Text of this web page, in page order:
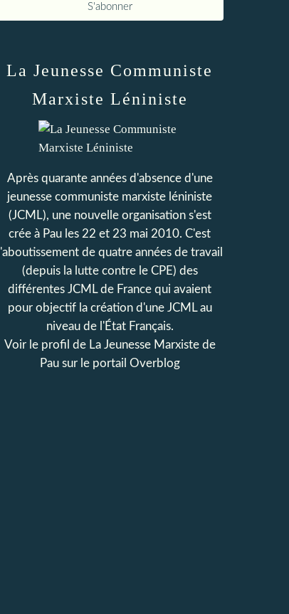
La Jeunesse Communiste
Marxiste Léniniste
Après quarante années d'absence d'une
jeunesse communiste marxiste léniniste
(JCML), une nouvelle organisation s'est
crée à Pau les 22 et 23 mai 2010. C'est
l'aboutissement de quatre années de travail
(depuis la lutte contre le CPE) des
différentes JCML de France qui avaient
pour objectif la création d'une JCML au
niveau de l'État Français.
Voir le profil de La Jeunesse Marxiste de
Pausur le portail Overblog